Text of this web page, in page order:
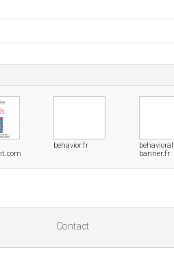
behavior.fr
banner.fr
Contact